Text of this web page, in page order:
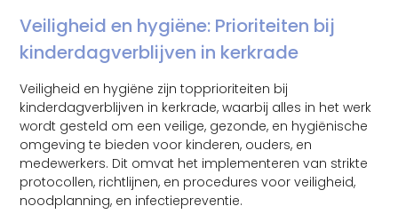
Veiligheid en hygiëne: Prioriteiten bij
kinderdagverblijven in kerkrade
Veiligheid en hygiëne zijn topprioriteiten bij
kinderdagverblijven in kerkrade, waarbij alles in het werk
wordt gesteld om een veilige, gezonde, en hygiënische
omgeving te bieden voor kinderen, ouders, en
medewerkers. Dit omvat het implementeren van strikte
protocollen, richtlijnen, en procedures voor veiligheid,
noodplanning, en infectiepreventie.